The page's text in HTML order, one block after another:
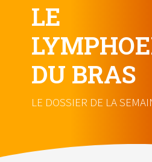
LE
DU BRAS
LE DOSSIER DE LA